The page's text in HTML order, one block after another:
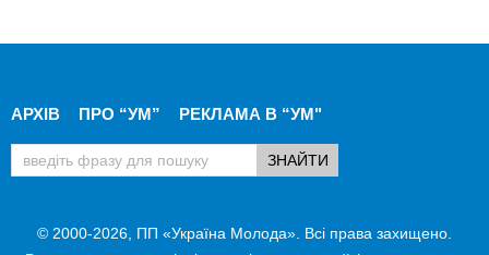
АРХІВ ПРО “УМ” РЕКЛАМА В “УМ"
© 2000-2026, ПП «Україна Молода». Всі права захищено.